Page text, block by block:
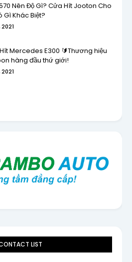
Nên Độ Gì? Cửa Hít Jooton Cho
Gì Khác Biệt?
2021
Mercedes E300 🔰Thương hiệu
hàng đầu thứ giới!
2021
LIST